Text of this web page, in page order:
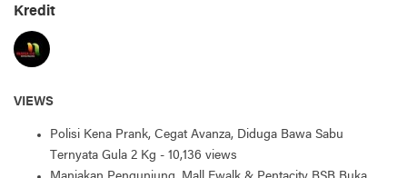
Kredit
VIEWS
Polisi Kena Prank, Cegat Avanza, Diduga Bawa Sabu
Ternyata Gula 2 Kg - 10,136 views